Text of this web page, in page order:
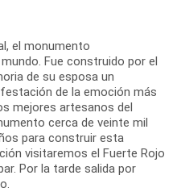
el monumento
Fue construido por el
de su esposa un
de la emoción más
mejores artesanos del
cerca de veinte mil
para construir esta
visitaremos el Fuerte Rojo
Por la tarde salida por